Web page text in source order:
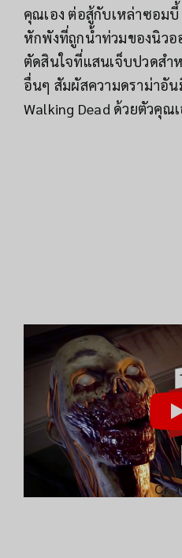
คุณเอง ต่อสู้กับเหล่าซอม
หักพังที่ถูกน้ำท่วมของนิวอ
ตัดสินใจที่แสนเจ็บปวดส
อื่นๆ สัมผัสความดราม่าอั
Walking Dead ด้วยตัวคุณเ
Cr.